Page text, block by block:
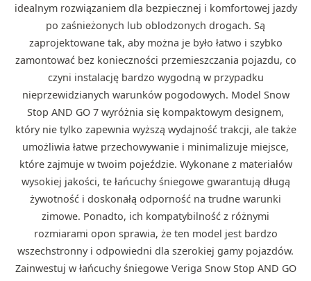
idealnym rozwiązaniem dla bezpiecznej i komfortowej jazdy
po zaśnieżonych lub oblodzonych drogach. Są
zaprojektowane tak, aby można je było łatwo i szybko
zamontować bez konieczności przemieszczania pojazdu, co
czyni instalację bardzo wygodną w przypadku
nieprzewidzianych warunków pogodowych. Model Snow
Stop AND GO 7 wyróżnia się kompaktowym designem,
który nie tylko zapewnia wyższą wydajność trakcji, ale także
umożliwia łatwe przechowywanie i minimalizuje miejsce,
które zajmuje w twoim pojeździe. Wykonane z materiałów
wysokiej jakości, te łańcuchy śniegowe gwarantują długą
żywotność i doskonałą odporność na trudne warunki
zimowe. Ponadto, ich kompatybilność z różnymi
rozmiarami opon sprawia, że ten model jest bardzo
wszechstronny i odpowiedni dla szerokiej gamy pojazdów.
Zainwestuj w łańcuchy śniegowe Veriga Snow Stop AND GO